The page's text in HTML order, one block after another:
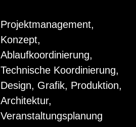
Projektmanagement,
Konzept,
Ablaufkoordinierung,
Technische Koordinierung,
Design, Grafik, Produktion,
Architektur,
Veranstaltungsplanung